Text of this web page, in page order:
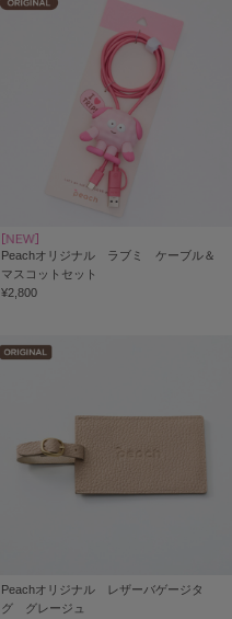
Peachオリジナル ラブミ ケーブル＆
マスコットセット
¥2,800
Peachオリジナル レザーバゲージタ
グ グレージュ